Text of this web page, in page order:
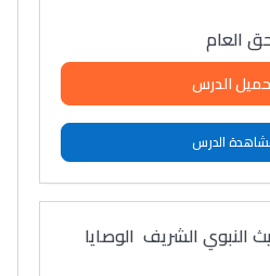
العام
الدرس
الدرس
النبوي الشريف الوصايا